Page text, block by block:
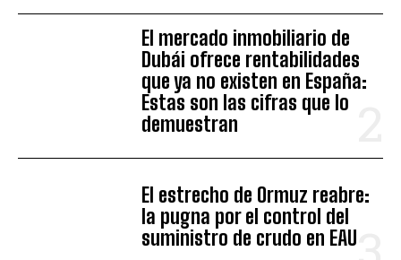
El mercado inmobiliario de
Dubái ofrece rentabilidades
que ya no existen en España:
Estas son las cifras que lo
demuestran
El estrecho de Ormuz reabre:
la pugna por el control del
suministro de crudo en EAU